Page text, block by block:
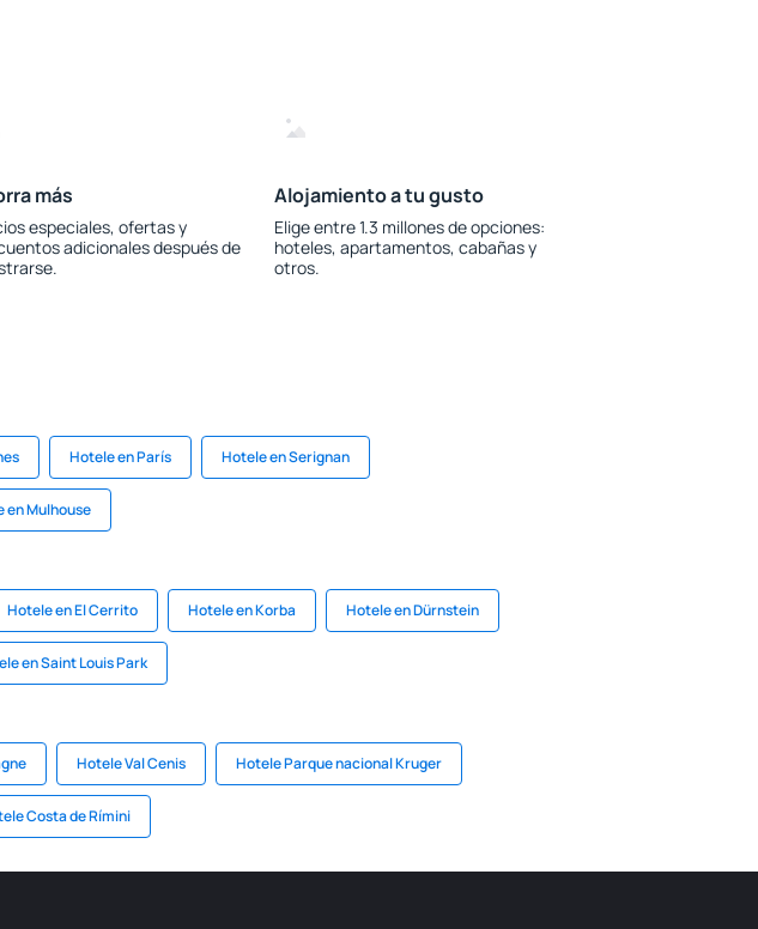
más
especiales, ofertas y
adicionales después de
Alojamiento a tu gusto
Elige entre 1.3 millones de opciones:
hoteles, apartamentos, cabañas y
otros.
Hotele en París Hotele en Serignan
en Mulhouse
Hotele en El Cerrito Hotele en Korba Hotele en Dürnstein
en Saint Louis Park
Hotele Val Cenis Hotele Parque nacional Kruger
Costa de Rímini